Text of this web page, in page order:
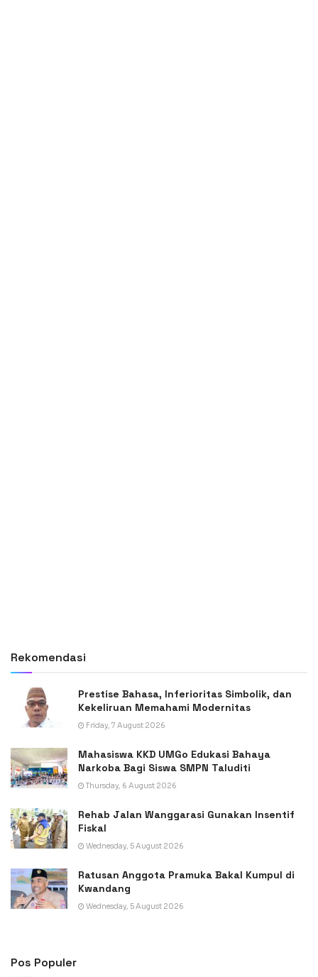
Rekomendasi
Prestise Bahasa, Inferioritas Simbolik, dan
Kekeliruan Memahami Modernitas
Friday, 7 August 2026
Mahasiswa KKD UMGo Edukasi Bahaya
Narkoba Bagi Siswa SMPN Taluditi
Thursday, 6 August 2026
Rehab Jalan Wanggarasi Gunakan Insentif
Fiskal
Wednesday, 5 August 2026
Ratusan Anggota Pramuka Bakal Kumpul di
Kwandang
Wednesday, 5 August 2026
Pos Populer